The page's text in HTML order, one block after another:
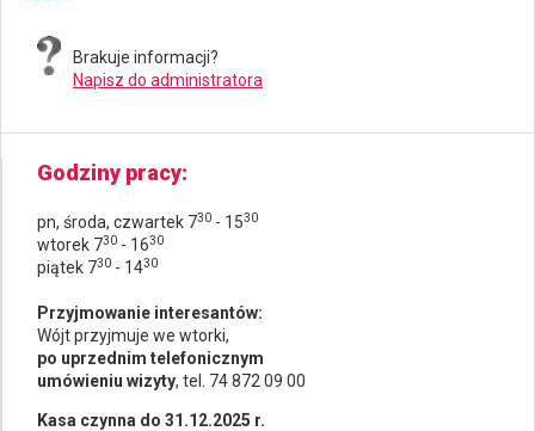
Brakuje informacji?
Napisz do administratora
Godziny pracy
pn, środa, czwartek 730 - 1530
wtorek 730 - 1630
piątek 730 - 1430
Przyjmowanie interesantów:
Wójt przyjmuje we wtorki,
po uprzednim telefonicznym
umówieniu wizyty, tel. 74 872 09 00
Kasa czynna do 31.12.2025 r.